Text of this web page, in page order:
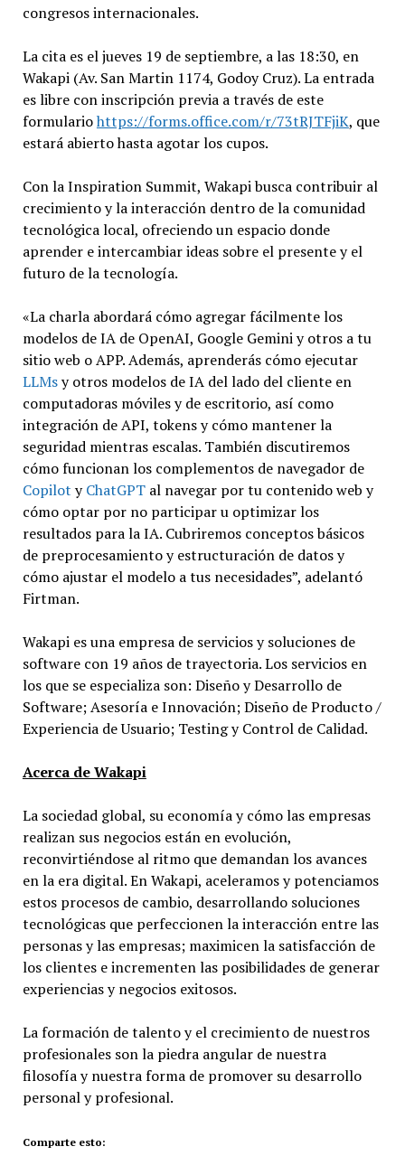
congresos internacionales.
La cita es el jueves 19 de septiembre, a las 18:30, en
Wakapi (Av. San Martin 1174, Godoy Cruz). La entrada
es libre con inscripción previa a través de este
formulariohttps://forms.office.com/r/73tRJTFjiK, que
estará abierto hasta agotar los cupos.
Con la Inspiration Summit, Wakapi busca contribuir al
crecimiento y la interacción dentro de la comunidad
tecnológica local, ofreciendo un espacio donde
aprender e intercambiar ideas sobre el presente y el
futuro de la tecnología.
«La charla abordará cómo agregar fácilmente los
modelos de IA de OpenAI, Google Gemini y otros a tu
sitio web o APP. Además, aprenderás cómo ejecutar
LLMsy otros modelos de IA del lado del cliente en
computadoras móviles y de escritorio, así como
integración de API, tokens y cómo mantener la
seguridad mientras escalas. También discutiremos
cómo funcionan los complementos de navegador de
Copilot yChatGPTal navegar por tu contenido web y
cómo optar por no participar u optimizar los
resultados para la IA. Cubriremos conceptos básicos
de preprocesamiento y estructuración de datos y
cómo ajustar el modelo a tus necesidades”, adelantó
Firtman.
Wakapi es una empresa de servicios y soluciones de
software con 19 años de trayectoria. Los servicios en
los que se especializa son: Diseño y Desarrollo de
Software; Asesoría e Innovación; Diseño de Producto /
Experiencia de Usuario; Testing y Control de Calidad.
Acerca de Wakapi
La sociedad global, su economía y cómo las empresas
realizan sus negocios están en evolución,
reconvirtiéndose al ritmo que demandan los avances
en la era digital. En Wakapi, aceleramos y potenciamos
estos procesos de cambio, desarrollando soluciones
tecnológicas que perfeccionen la interacción entre las
personas y las empresas; maximicen la satisfacción de
los clientes e incrementen las posibilidades de generar
experiencias y negocios exitosos.
La formación de talento y el crecimiento de nuestros
profesionales son la piedra angular de nuestra
filosofía y nuestra forma de promover su desarrollo
personal y profesional.
Comparte esto: